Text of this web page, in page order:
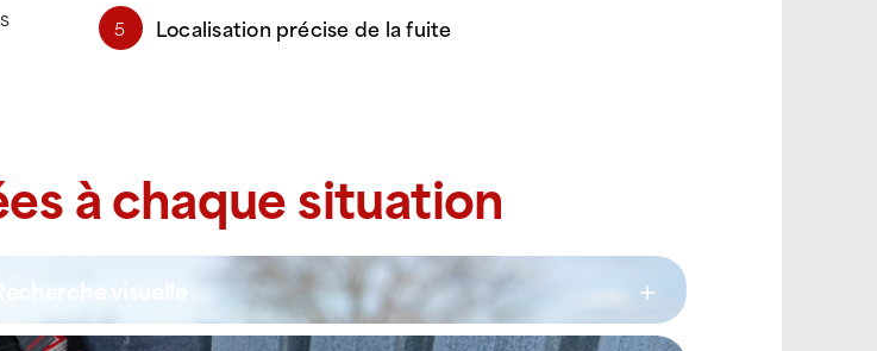
5 Localisation précise de la fuite
à chaque situation
Recherche visuelle